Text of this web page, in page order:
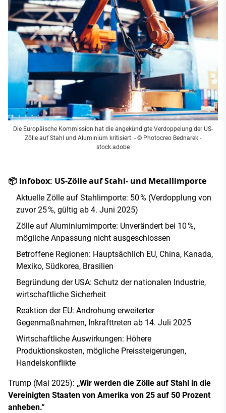
Die Europäische Kommission hat die angekündigte Verdoppelung der US-
Zölle auf Stahl und Aluminium kritisiert. - © Photocreo Bednarek -
stock.adobe
📦 Infobox: US-Zölle auf Stahl- und Metallimporte
Aktuelle Zölle auf Stahlimporte: 50 % (Verdopplung von
zuvor 25 %, gültig ab 4. Juni 2025)
Zölle auf Aluminiumimporte: Unverändert bei 10 %,
mögliche Anpassung nicht ausgeschlossen
Betroffene Regionen: Hauptsächlich EU, China, Kanada,
Mexiko, Südkorea, Brasilien
Begründung der USA: Schutz der nationalen Industrie,
wirtschaftliche Sicherheit
Reaktion der EU: Androhung erweiterter
Gegenmaßnahmen, Inkrafttreten ab 14. Juli 2025
Wirtschaftliche Auswirkungen: Höhere
Produktionskosten, mögliche Preissteigerungen,
Handelskonflikte
Trump (Mai 2025): „Wir werden die Zölle auf Stahl in die
Vereinigten Staaten von Amerika von 25 auf 50 Prozent
anheben.“